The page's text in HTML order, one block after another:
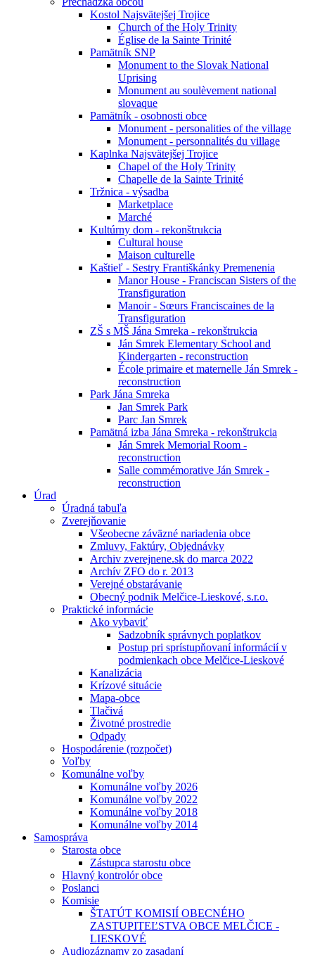
Kostol Najsvätejšej Trojice
Church of the Holy Trinity
Église de la Sainte Trinité
Pamätník SNP
Monument to the Slovak National
Uprising
Monument au soulèvement national
slovaque
Pamätník - osobnosti obce
Monument - personalities of the village
Monument - personnalités du village
Kaplnka Najsvätejšej Trojice
Chapel of the Holy Trinity
Chapelle de la Sainte Trinité
Tržnica - výsadba
Marketplace
Marché
Kultúrny dom - rekonštrukcia
Cultural house
Maison culturelle
Kaštieľ - Sestry Františkánky Premenenia
Manor House - Franciscan Sisters of the
Transfiguration
Manoir - Sœurs Franciscaines de la
Transfiguration
ZŠ s MŠ Jána Smreka - rekonštrukcia
Ján Smrek Elementary School and
Kindergarten - reconstruction
École primaire et maternelle Ján Smrek -
reconstruction
Park Jána Smreka
Jan Smrek Park
Parc Jan Smrek
Pamätná izba Jána Smreka - rekonštrukcia
Ján Smrek Memorial Room -
reconstruction
Salle commémorative Ján Smrek -
reconstruction
Úrad
Úradná tabuľa
Zverejňovanie
Všeobecne záväzné nariadenia obce
Zmluvy, Faktúry, Objednávky
Archiv zverejnene.sk do marca 2022
Archív ZFO do r. 2013
Verejné obstarávanie
Obecný podnik Melčice-Lieskové, s.r.o.
Praktické informácie
Ako vybaviť
Sadzobník správnych poplatkov
Postup pri sprístupňovaní informácií v
podmienkach obce Melčice-Lieskové
Kanalizácia
Krízové situácie
Mapa-obce
Tlačivá
Životné prostredie
Odpady
Hospodárenie (rozpočet)
Voľby
Komunálne voľby
Komunálne voľby 2026
Komunálne voľby 2022
Komunálne voľby 2018
Komunálne voľby 2014
Samospráva
Starosta obce
Zástupca starostu obce
Hlavný kontrolór obce
Poslanci
Komisie
ŠTATÚT KOMISIÍ OBECNÉHO
ZASTUPITEĽSTVA OBCE MELČICE -
LIESKOVÉ
Audiozáznamy zo zasadaní